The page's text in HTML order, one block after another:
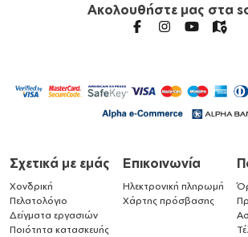
Ακολουθήστε μας στα
Σχετικά με εμάς
Χονδρική
Πελατολόγιο
Δείγματα εργασιών
Ποιότητα κατασκευής
Επικοινωνία
Ηλεκτρονική πληρωμή
Χάρτης πρόσβασης